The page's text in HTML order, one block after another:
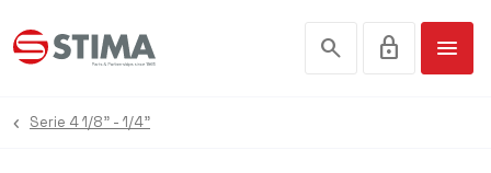
search lock menu
Serie 4 1/8" - 1/4"